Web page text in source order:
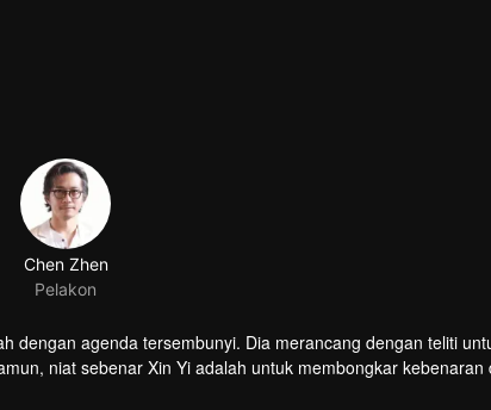
Chen Zhen
Pelakon
dengan agenda tersembunyi. Dia merancang dengan teliti
niat sebenar Xin Yi adalah untuk membongkar kebenaran
seni palsu dan mati secara tragis, manakala adik
dalang sebenar di sebalik tragedi itu. Pada saat